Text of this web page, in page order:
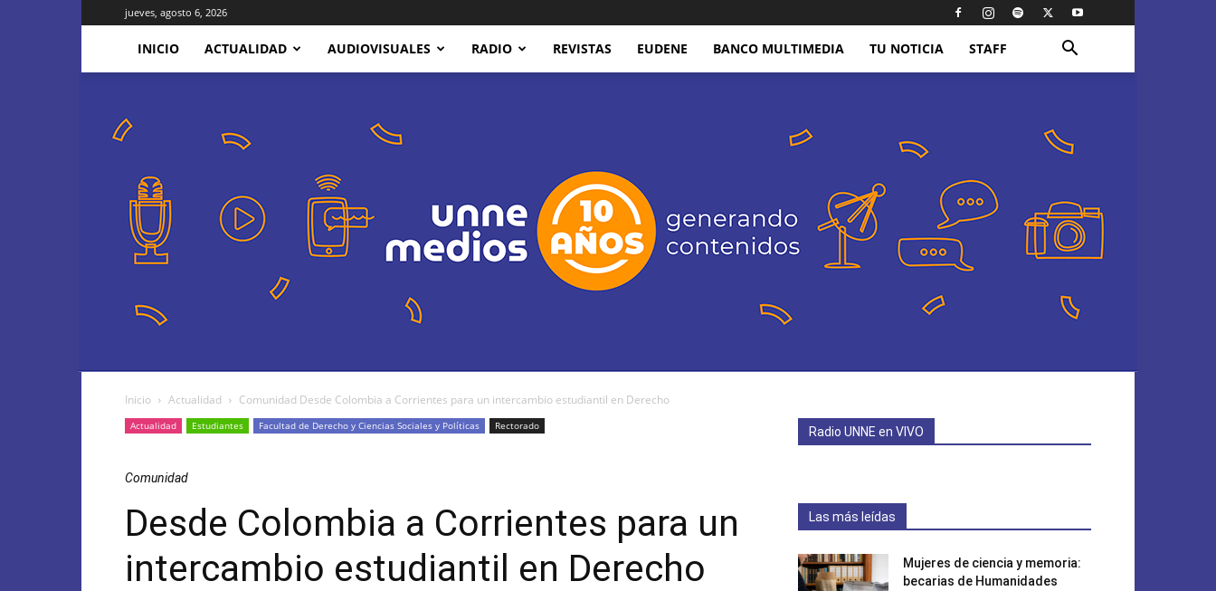
jueves, agosto 6, 2026
INICIO ACTUALIDAD AUDIOVISUALES RADIO REVISTAS EUDENE BANCO MULTIMEDIA TU NOTICIA STAFF
Inicio Actualidad Comunidad Desde Colombia a Corrientes para un intercambio estudiantil en Derecho
Actualidad Estudiantes Facultad de Derecho y Ciencias Sociales y Políticas Rectorado
Comunidad
Desde Colombia a Corrientes para un
intercambio estudiantil en Derecho
Radio UNNE en VIVO
Las más leídas
Mujeres de ciencia y memoria:
becarias de Humanidades